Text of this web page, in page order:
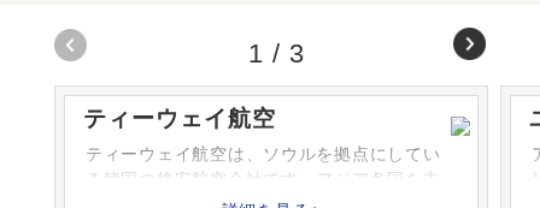
ティーウェイ航空
ティーウェイ航空は、ソウルを拠点にしてい
る韓国の格安航空会社です。アジア各国を主
1 / 3